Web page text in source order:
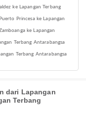
ke Lapangan Terbang
Princesa ke Lapangan
ke Lapangan
Terbang Antarabangsa
Terbang Antarabangsa
dari Lapangan
Terbang